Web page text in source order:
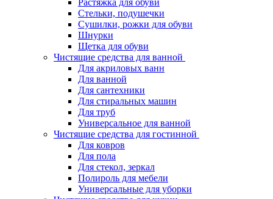
Растяжка для обуви
Стельки, подушечки
Сушилки, рожки для обуви
Шнурки
Щетка для обуви
Чистящие средства для ванной
Для акриловых ванн
Для ванной
Для сантехники
Для стиральных машин
Для труб
Универсальное для ванной
Чистящие средства для гостинной
Для ковров
Для пола
Для стекол, зеркал
Полироль для мебели
Универсальные для уборки